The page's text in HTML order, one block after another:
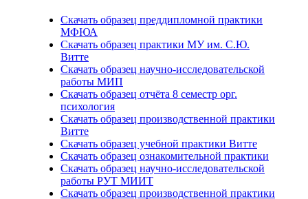
Скачать образец преддипломной практики
МФЮА
Скачать образец практики МУ им. С.Ю.
Витте
Скачать образец научно-исследовательской
работы МИП
Скачать образец отчёта 8 семестр орг.
психология
Скачать образец производственной практики
Витте
Скачать образец учебной практики Витте
Скачать образец ознакомительной практики
Скачать образец научно-исследовательской
работы РУТ МИИТ
Скачать образец производственной практики